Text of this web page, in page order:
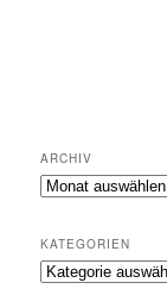
ARCHIV
Archiv
KATEGORIEN
Kategorien